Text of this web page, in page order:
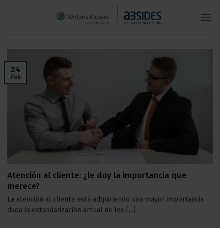
Atención al cliente: ¿le doy la importancia que
merece?
La atención al cliente está adquiriendo una mayor importancia
dada la estandarización actual de los [...]
24
Feb